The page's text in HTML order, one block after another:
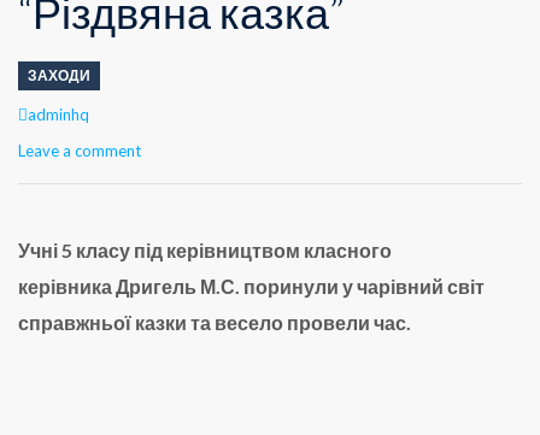
“Різдвяна казка”
ЗАХОДИ
Author
adminhq
Leave a comment
Учні 5 класу під керівництвом класного
керівника Дригель М.С. поринули у чарівний світ
справжньої казки та весело провели час.